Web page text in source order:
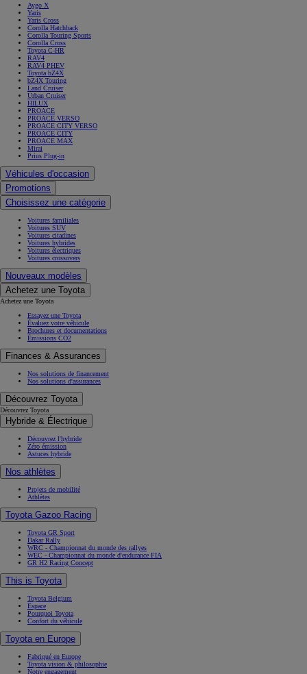
Aygo X
Yaris
Yaris Cross
Corolla Hatchback
Corolla Touring Sports
Corolla Cross
Toyota C-HR
RAV4
RAV4 PHEV
Toyota bZ4X
bZ4X Touring
Land Cruiser
Urban Cruiser
HILUX
PROACE
PROACE VERSO
PROACE CITY VERSO
PROACE CITY
PROACE MAX
Mirai
Prius Plug-in
Véhicules d'occasion
Promotions
Choisissez une catégorie
Voitures familiales
Voitures SUV
Voitures citadines
Voitures hybrides
Voitures électriques
Voitures crossovers
Nouveaux modèles
Achetez une Toyota
Achetez une Toyota
Essayez une Toyota
Évaluez votre véhicule
Brochures et documentations
Émissions CO2
Finances & Assurances
Nos solutions de financement
Nos solutions d'assurances
Découvrez Toyota
Découvrez Toyota
Hybride & Électrique
Découvrez l'hybride
Zéro émission
Astuces hybride
Nos athlètes
Projets de mobilité
Athlètes
Toyota Gazoo Racing
Toyota GR Sport
Dakar Rally
WRC - Championnat du monde des rallyes
WEC - Championnat du monde d'endurance FIA
GR H2 Racing Concept
This is Toyota
Toyota Belgium
Espace
Pourquoi Toyota
Confort du véhicule
Toyota en Europe
Fabriqué en Europe
Toyota vision & philosophie
Notre engagement